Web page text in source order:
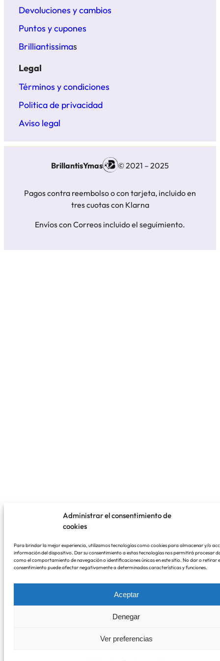
Administrar el consentimiento de
cookies
Para brindar la mejor experiencia, utilizamos tecnologías como cookies para almacenar y/o
información del dispositivo. Dar su consentimiento a estas tecnologías nos permitirá procesar
como el comportamiento de navegación o identificaciones únicas en este sitio. No dar o retirar
consentimiento puede afectar negativamente a determinadas características y funciones.
Aceptar
Denegar
Ver preferencias
Devoluciones y cambios
Puntos y cupones
Brilliantissimas
Legal
Términos y condiciones
Politica de privacidad
Aviso legal
BrillantisYmas © 2021 – 2025
Pagos contra reembolso o con tarjeta, incluido en
tres cuotas con Klarna
Envíos con Correos incluido el seguimiento.